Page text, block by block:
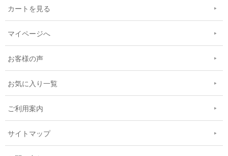
カートを見る
マイページへ
お客様の声
お気に入り一覧
ご利用案内
サイトマップ